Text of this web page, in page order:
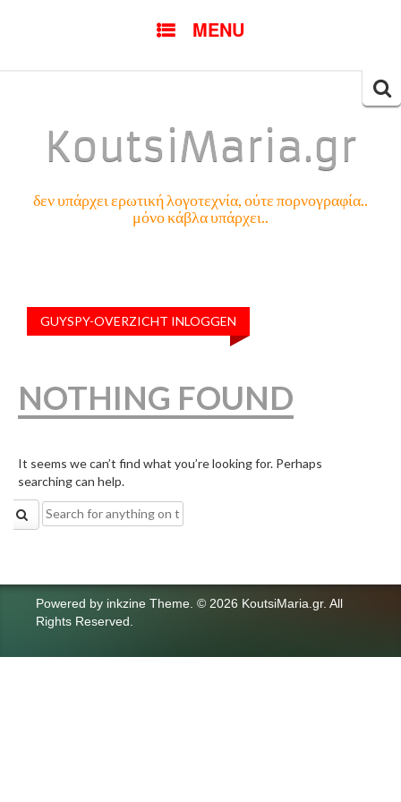
MENU
KoutsiMaria.gr
δεν υπάρχει ερωτική λογοτεχνία, ούτε πορνογραφία..
μόνο κάβλα υπάρχει..
GUYSPY-OVERZICHT INLOGGEN
NOTHING FOUND
It seems we can’t find what you’re looking for. Perhaps
searching can help.
Search
for:
Powered by inkzine Theme © 2026 KoutsiMaria.gr. All
Rights Reserved.